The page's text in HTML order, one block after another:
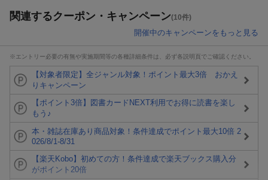
関連するクーポン・キャンペーン(10件)
開催中のキャンペーンをもっと見る
※エントリー必要の有無や実施期間等の各種詳細条件は、必ず各説明頁でご確認ください。
【対象者限定】全ジャンル対象！ポイント最大3倍 おかえ
りキャンペーン
【ポイント3倍】図書カードNEXT利用でお得に読書を楽し
もう♪
本・雑誌在庫あり商品対象！条件達成でポイント最大10倍 2
026/8/1-8/31
【楽天Kobo】初めての方！条件達成で楽天ブックス購入分
がポイント20倍